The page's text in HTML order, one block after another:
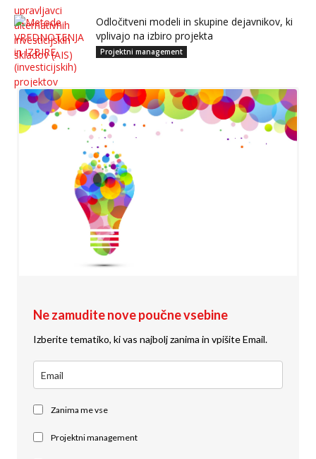
Odločitveni modeli in skupine dejavnikov, ki
vplivajo na izbiro projekta
Projektni management
Ne zamudite nove poučne vsebine
Izberite tematiko, ki vas najbolj zanima in vpišite Email.
Zanima me vse
Projektni management